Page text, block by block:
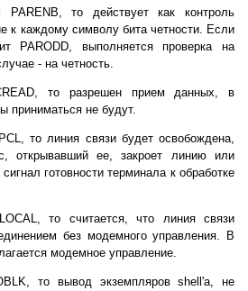
то действует как контроль
к каждому символу бита четности. Если
PARODD, выполняется проверка на
- на четность.
то разрешен прием данных, в
приниматься не будут.
то линия связи будет освобождена,
открывавший ее, закроет линию или
готовности терминала к обработке
то считается, что линия связи
без модемного управления. В
модемное управление.
то вывод экземпляров shell'а, не